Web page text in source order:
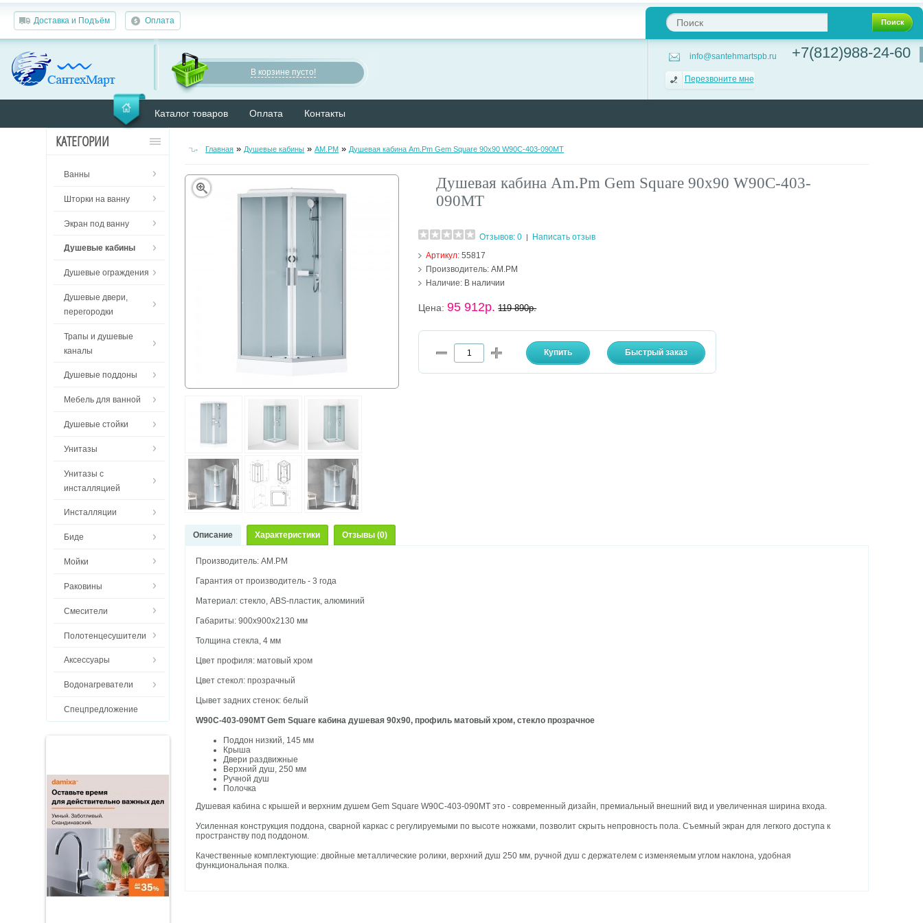
Доставка и Подъём Оплата Поиск
В корзине пусто!
info@santehmartspb.ru
Перезвоните мне
+7(812)988-24-60
Каталог товаров Оплата Контакты
КАТЕГОРИИ
Ванны
Шторки на ванну
Экран под ванну
Душевые кабины
Душевые ограждения
Душевые двери,
перегородки
Трапы и душевые
каналы
Душевые поддоны
Мебель для ванной
Душевые стойки
Унитазы
Унитазы с
инсталляцией
Инсталляции
Биде
Мойки
Раковины
Смесители
Полотенцесушители
Аксессуары
Водонагреватели
Спецпредложение
Главная »Душевые кабины »AM.PM »Душевая кабина Am.Pm Gem Square 90х90 W90C-403-090MT
Душевая кабина Am.Pm Gem Square 90х90 W90C-403-
090MT
Отзывов: 0 |
Написать отзыв
Артикул:55817
Производитель: AM.PM
Наличие: В наличии
Цена:95 912р. 119 890р.
Описание Характеристики Отзывы (0)
Производитель: AM.PM
Гарантия от производитель - 3 года
Материал:стекло, ABS-пластик, алюминий
Габариты: 900х900х2130 мм
Толщина стекла, 4 мм
Цвет профиля: матовый хром
Цвет стекол: прозрачный
Цывет задних стенок: белый
W90C-403-090MT Gem Square кабина душевая 90x90, профиль матовый хром, стекло прозрачное
Поддон низкий, 145 мм
Крыша
Двери раздвижные
Верхний душ, 250 мм
Ручной душ
Полочка
Душевая кабина с крышей и верхним душем Gem Square W90C-403-090MT это - современный дизайн, премиальный внешний вид и увеличенная ширина входа.
Усиленная конструкция поддона, сварной каркас с регулируемыми по высоте ножками, позволит скрыть непровность пола. Съемный экран для легкого доступа к
пространству под поддоном.
Качественные комплектующие: двойные металлические ролики, верхний душ 250 мм, ручной душ с держателем с изменяемым углом наклона, удобная
функциональная полка.